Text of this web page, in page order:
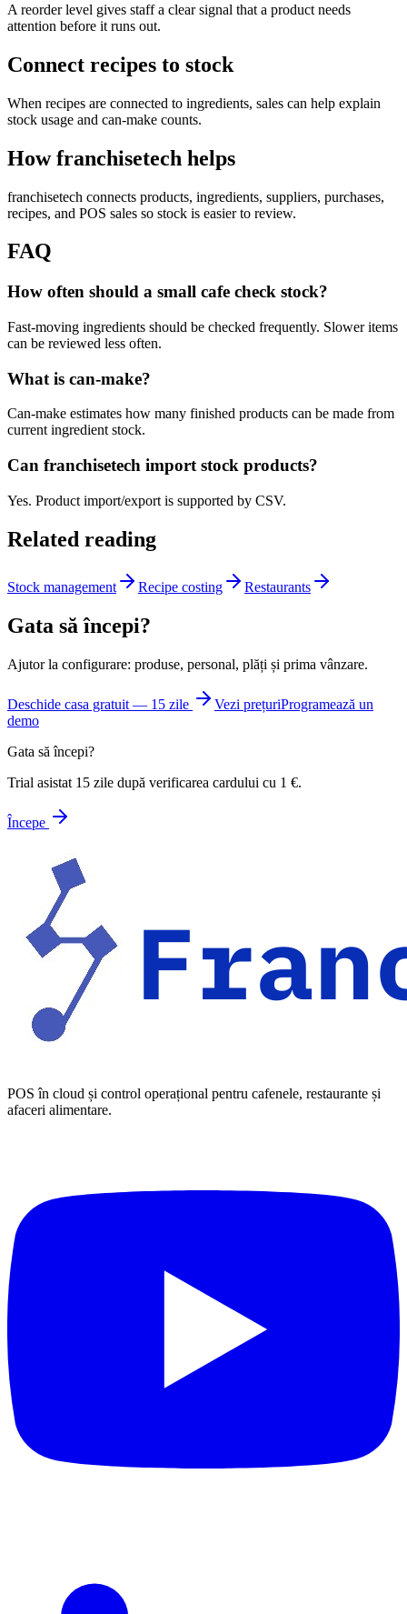
A reorder level gives staff a clear signal that a product needs
attention before it runs out.
Connect recipes to stock
When recipes are connected to ingredients, sales can help explain
stock usage and can-make counts.
How franchisetech helps
franchisetech connects products, ingredients, suppliers, purchases,
recipes, and POS sales so stock is easier to review.
FAQ
How often should a small cafe check stock?
Fast-moving ingredients should be checked frequently. Slower items
can be reviewed less often.
What is can-make?
Can-make estimates how many finished products can be made from
current ingredient stock.
Can franchisetech import stock products?
Yes. Product import/export is supported by CSV.
Related reading
Stock management Recipe costing Restaurants
Gata să începi?
Ajutor la configurare: produse, personal, plăți și prima vânzare.
Deschide casa gratuit — 15 zile Vezi prețuriProgramează un
demo
Gata să începi?
Trial asistat 15 zile după verificarea cardului cu 1 €.
Începe
POS în cloud și control operațional pentru cafenele, restaurante și
afaceri alimentare.